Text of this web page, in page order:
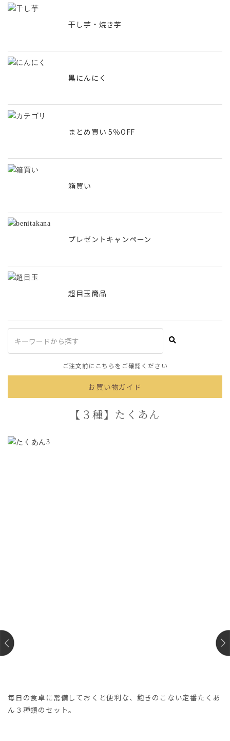
干し芋・焼き芋
黒にんにく
まとめ買い 5％OFF
箱買い
プレゼントキャンペーン
超目玉商品
ご注文前にこちらをご確認ください
お買い物ガイド
【３種】たくあん
毎日の食卓に常備しておくと便利な、飽きのこない定番たくあ
ん３種類のセット。